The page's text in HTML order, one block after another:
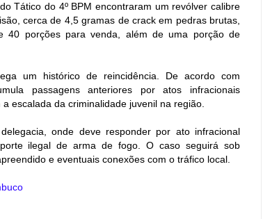
Tático do 4º BPM encontraram um revólver calibre
cerca de 4,5 gramas de crack em pedras brutas,
40 porções para venda, além de uma porção de
um histórico de reincidência. De acordo com
passagens anteriores por atos infracionais
escalada da criminalidade juvenil na região.
onde deve responder por ato infracional
ilegal de arma de fogo. O caso seguirá sob
e eventuais conexões com o tráfico local.